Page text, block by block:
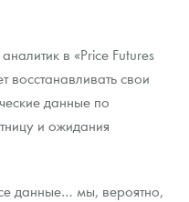
в «Price Futures
восстанавливать свои
данные по
и ожидания
данные… мы, вероятно,